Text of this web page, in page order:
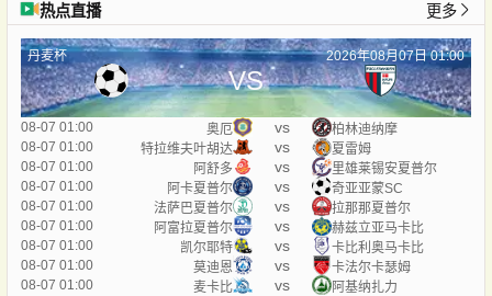
热点直播 更多
丹麦杯 2026年08月07日 01:00
VS
08-07 01:00 奥厄 vs
柏林迪纳摩
08-07 01:00
特拉维夫叶胡达 vs
夏雷姆
08-07 01:00
阿舒多 vs
里雄莱锡安夏普尔
08-07 01:00
阿卡夏普尔 vs
奇亚亚蒙SC
08-07 01:00
法萨巴夏普尔 vs
拉那那夏普尔
08-07 01:00
阿富拉夏普尔 vs
赫兹立亚马卡比
08-07 01:00
凯尔耶特 vs
卡比利奥马卡比
08-07 01:00
莫迪恩 vs
卡法尔卡瑟姆
08-07 01:00
麦卡比 vs 阿基纳扎力